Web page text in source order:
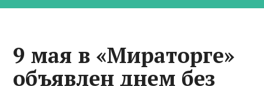
9 мая в «Мираторге»
объявлен днем без